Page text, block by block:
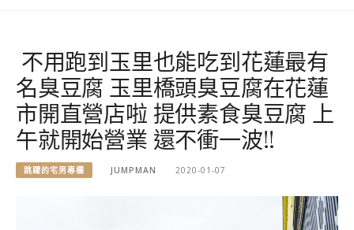
不用跑到玉里也能吃到花蓮最有
名臭豆腐 玉里橋頭臭豆腐在花蓮
市開直營店啦 提供素食臭豆腐 上
午就開始營業 還不衝一波!!
跳躍的宅男專欄 JUMPMAN 2020-01-07